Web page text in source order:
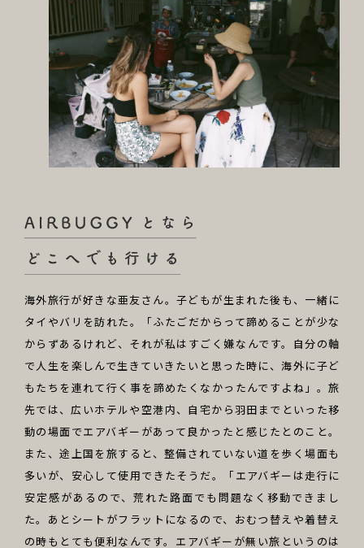
海外旅行が好きな亜友さん。子どもが生まれた後も、一緒に
タイやバリを訪れた。「ふたごだからって諦めることが少な
からずあるけれど、それが私はすごく嫌なんです。自分の軸
で人生を楽しんで生きていきたいと思った時に、海外に子ど
もたちを連れて行く事を諦めたくなかったんですよね」。旅
先では、広いホテルや空港内、自宅から羽田までといった移
動の場面でエアバギーがあって良かったと感じたとのこと。
また、途上国を旅すると、整備されていない道を歩く場面も
多いが、安心して使用できたそうだ。「エアバギーは走行に
安定感があるので、荒れた路面でも問題なく移動できまし
た。あとシートがフラットになるので、おむつ替えや着替え
の時もとても便利なんです。エアバギーが無い旅というのは